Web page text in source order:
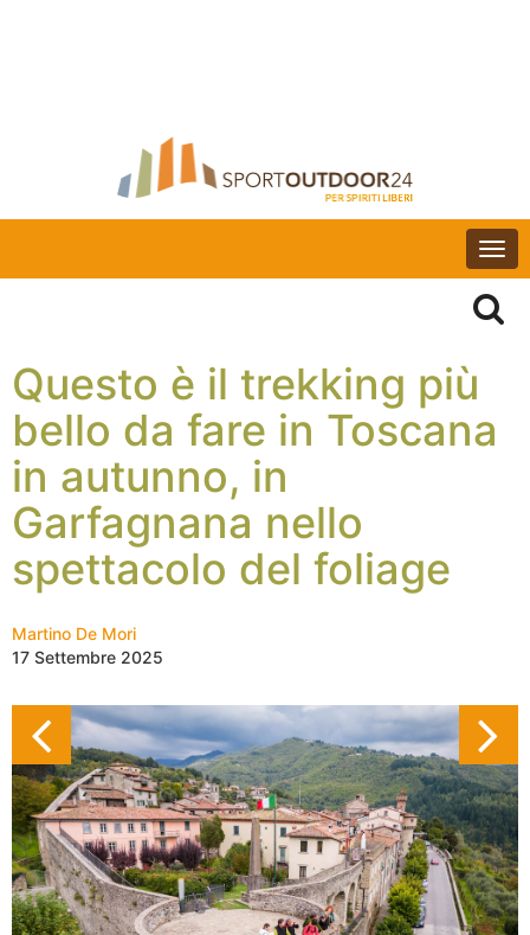
Questo è il trekking più
bello da fare in Toscana
in autunno, in
Garfagnana nello
spettacolo del foliage
Martino De Mori
17 Settembre 2025